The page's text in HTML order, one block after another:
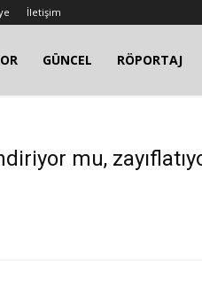
İletişim
GÜNCEL RÖPORTAJ
mu,